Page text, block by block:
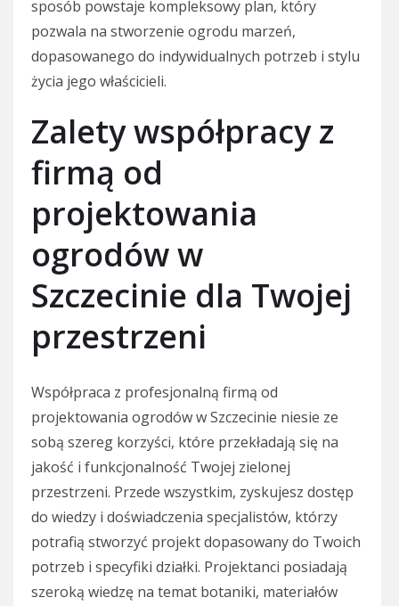
sposób powstaje kompleksowy plan, który
pozwala na stworzenie ogrodu marzeń,
dopasowanego do indywidualnych potrzeb i stylu
życia jego właścicieli.
Zalety współpracy z
firmą od
projektowania
ogrodów w
Szczecinie dla Twojej
przestrzeni
Współpraca z profesjonalną firmą od
projektowania ogrodów w Szczecinie niesie ze
sobą szereg korzyści, które przekładają się na
jakość i funkcjonalność Twojej zielonej
przestrzeni. Przede wszystkim, zyskujesz dostęp
do wiedzy i doświadczenia specjalistów, którzy
potrafią stworzyć projekt dopasowany do Twoich
potrzeb i specyfiki działki. Projektanci posiadają
szeroką wiedzę na temat botaniki, materiałów